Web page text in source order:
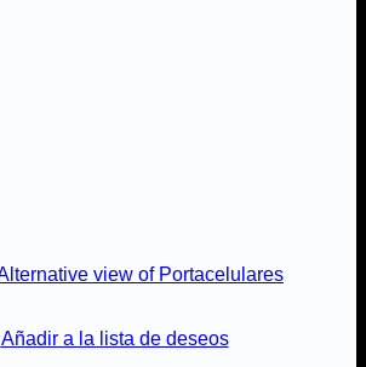
Añadir a la lista de deseos